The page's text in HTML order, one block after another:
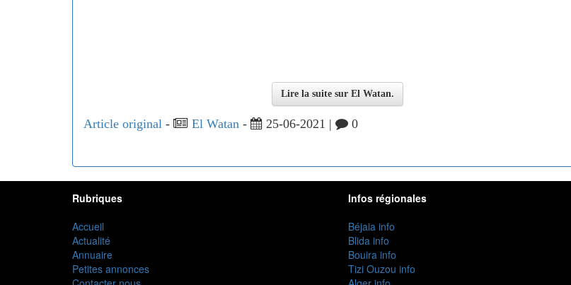
Lire la suite sur El Watan.
Article original - El Watan - 25-06-2021 | 0
Rubriques
Accueil
Actualité
Annuaire
Petites annonces
Infos régionales
Béjaia info
Blida info
Bouira info
Tizi Ouzou info